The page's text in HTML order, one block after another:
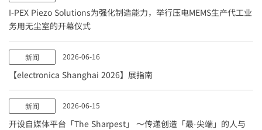
I-PEX Piezo Solutions为强化制造能力，举行压电MEMS生产代工业
务用无尘室的开幕仪式
新闻 2026-06-16
【electronica Shanghai 2026】展指南
新闻 2026-06-15
开设自媒体平台「The Sharpest」 ～传递创造「最·尖端」的人与